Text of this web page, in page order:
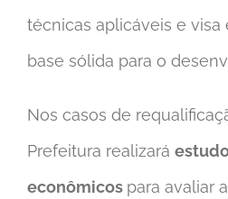
técnicas aplicáveis e visa
base sólida para o
Nos casos de
Prefeitura realizará
econômicos para avaliar